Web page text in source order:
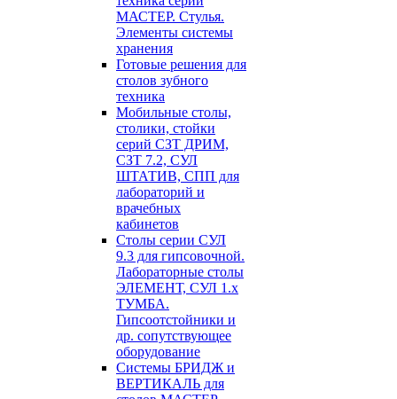
МАСТЕР. Стулья.
Элементы системы
хранения
Готовые решения для
столов зубного
техника
Мобильные столы,
столики, стойки
серий СЗТ ДРИМ,
СЗТ 7.2, СУЛ
ШТАТИВ, СПП для
лабораторий и
врачебных
кабинетов
Столы серии СУЛ
9.3 для гипсовочной.
Лабораторные столы
ЭЛЕМЕНТ, СУЛ 1.х
ТУМБА.
Гипсоотстойники и
др. сопутствующее
оборудование
Системы БРИДЖ и
ВЕРТИКАЛЬ для